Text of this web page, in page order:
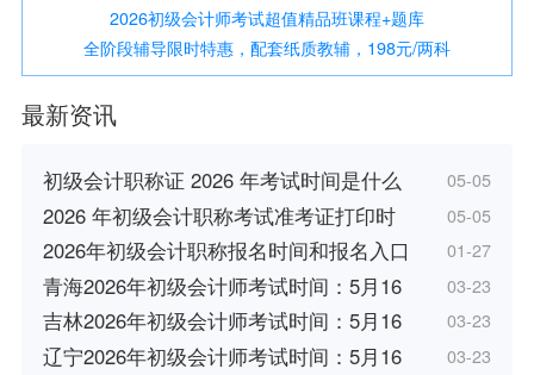
2026初级会计师考试超值精品班课程+题库
全阶段辅导限时特惠，配套纸质教辅，198元/两科
最新资讯
初级会计职称证 2026 年考试时间是什么 05-05
2026 年初级会计职称考试准考证打印时 05-05
2026年初级会计职称报名时间和报名入口 01-27
青海2026年初级会计师考试时间：5月16 03-23
吉林2026年初级会计师考试时间：5月16 03-23
辽宁2026年初级会计师考试时间：5月16 03-23